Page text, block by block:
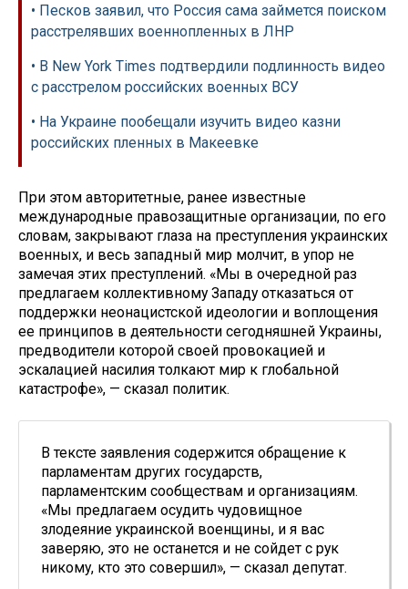
• Песков заявил, что Россия сама займется поиском
расстрелявших военнопленных в ЛНР
• В New York Times подтвердили подлинность видео
с расстрелом российских военных ВСУ
• На Украине пообещали изучить видео казни
российских пленных в Макеевке
При этом авторитетные, ранее известные
международные правозащитные организации, по его
словам, закрывают глаза на преступления украинских
военных, и весь западный мир молчит, в упор не
замечая этих преступлений. «Мы в очередной раз
предлагаем коллективному Западу отказаться от
поддержки неонацистской идеологии и воплощения
ее принципов в деятельности сегодняшней Украины,
предводители которой своей провокацией и
эскалацией насилия толкают мир к глобальной
катастрофе», — сказал политик.
В тексте заявления содержится обращение к
парламентам других государств,
парламентским сообществам и организациям.
«Мы предлагаем осудить чудовищное
злодеяние украинской военщины, и я вас
заверяю, это не останется и не сойдет с рук
никому, кто это совершил», — сказал депутат.